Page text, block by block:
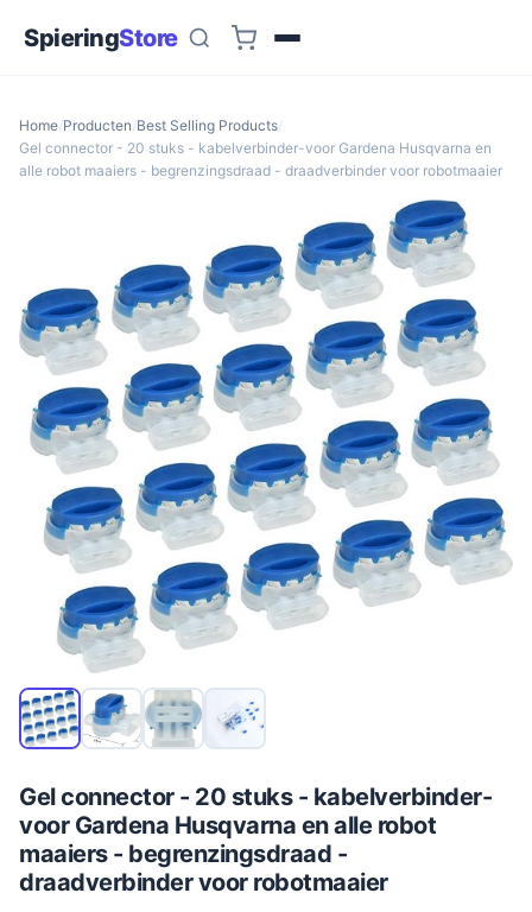
SpieringStore
Home/Producten/Best Selling Products/
Gel connector - 20 stuks - kabelverbinder-voor Gardena Husqvarna en
alle robot maaiers - begrenzingsdraad - draadverbinder voor robotmaaier
Gel connector - 20 stuks - kabelverbinder-
voor Gardena Husqvarna en alle robot
maaiers - begrenzingsdraad -
draadverbinder voor robotmaaier